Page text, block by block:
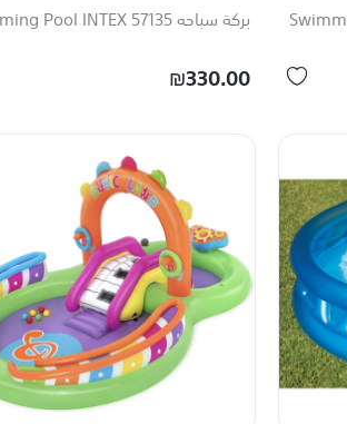
بركة سباحه 57135 Swimming Pool INTEX
₪330.00